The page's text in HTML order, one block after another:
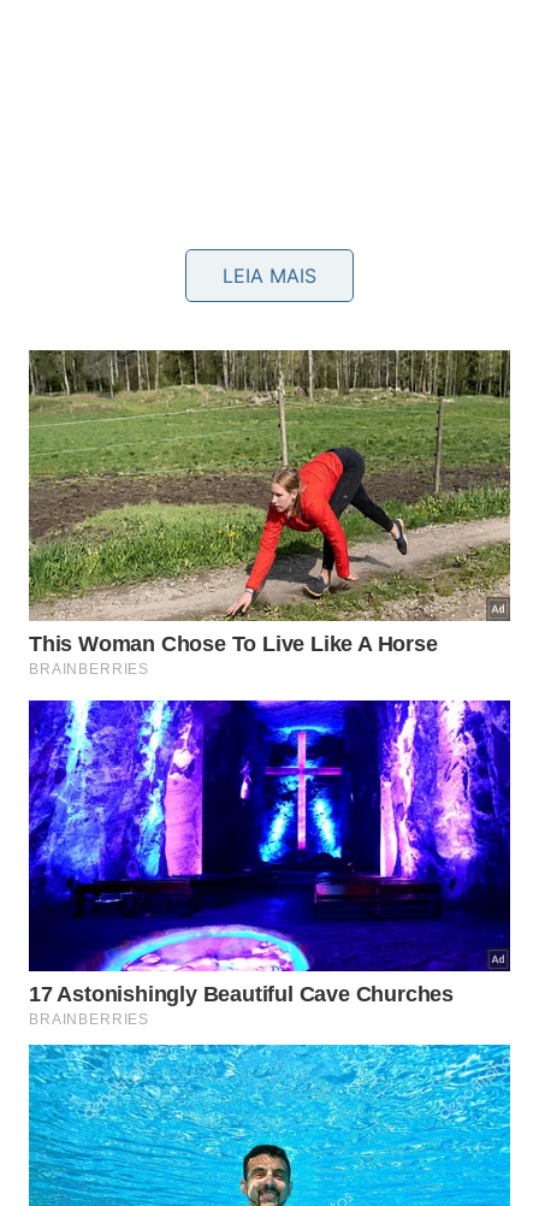
Quando vale escolher carne magra?
Em uma panela de cozimento lento, cortes mais
magros podem ganhar tempo para amaciar sem
depender tanto do marmoreio. Em grelhados curtos,
porém, a falta de gordura interna exigecontrolede
fogo epontopara não endurecer.
🥩
Marmoreio muda a
experiência
A gordura fica dentro do músculo
Omarmoreio na carneé definido como
acúmulo de gordura intramuscular,
associado a maciez, sabor, textura e
suculência.
LEIA MAIS